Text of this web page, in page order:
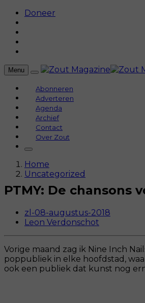
Doneer
Menu
Abonneren
Adverteren
Agenda
Archief
Contact
Over Zout
Home
Uncategorized
PTMY: De chansons
zl-08-augustus-2018
Leon Verdonschot
Vorige maand zag ik Nine Inch
poppubliek in elke hoofdstad,
ook een publiek dat kunst nog